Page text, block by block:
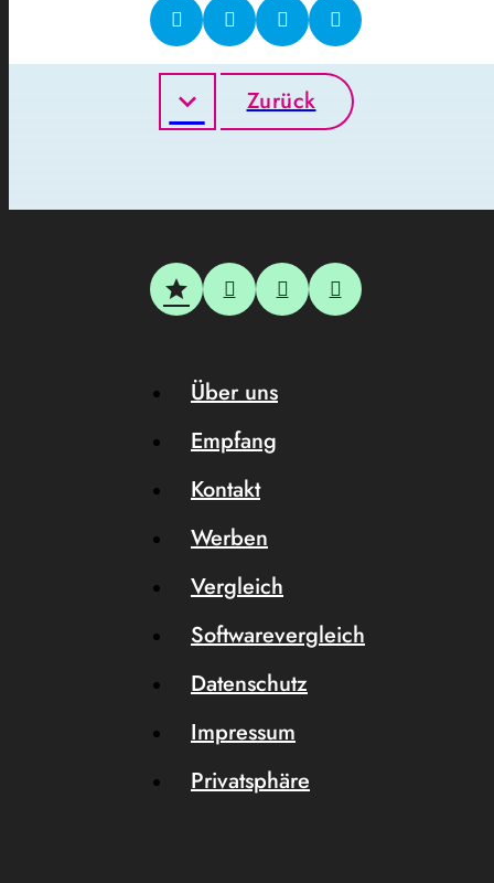
Zurück
Über uns
Empfang
Kontakt
Werben
Vergleich
Softwarevergleich
Datenschutz
Impressum
Privatsphäre